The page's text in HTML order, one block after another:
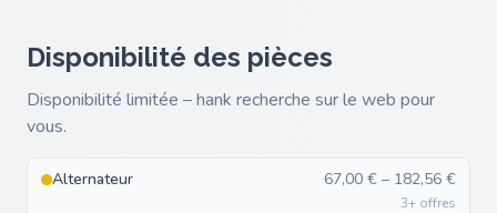
Disponibilité des pièces
Disponibilité limitée – hank recherche sur le web pour
vous.
Alternateur 67,00 € – 182,56 €
3+ offres